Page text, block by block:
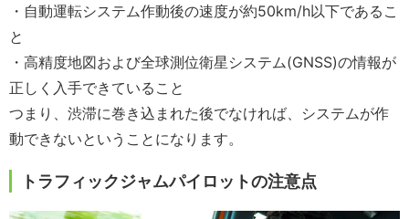
・自動運転システム作動後の速度が約50km/h以下であるこ
と
・高精度地図および全球測位衛星システム(GNSS)の情報が
正しく入手できていること
つまり、渋滞に巻き込まれた後でなければ、システムが作
動できないということになります。
トラフィックジャムパイロットの注意点